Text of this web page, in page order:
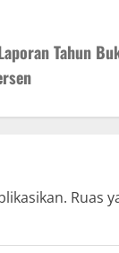
Tahun
Ruas